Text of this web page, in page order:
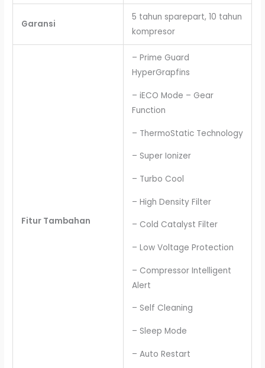
Garansi
5 tahun sparepart, 10 tahun
kompresor
Fitur Tambahan
– Prime Guard
HyperGrapfins
– iECO Mode – Gear
Function
– ThermoStatic Technology
– Super Ionizer
– Turbo Cool
– High Density Filter
– Cold Catalyst Filter
– Low Voltage Protection
– Compressor Intelligent
Alert
– Self Cleaning
– Sleep Mode
– Auto Restart